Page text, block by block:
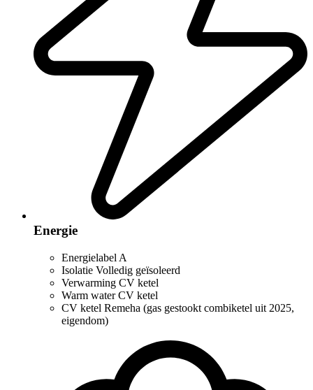
Energie
Energielabel A
Isolatie Volledig geïsoleerd
Verwarming CV ketel
Warm water CV ketel
CV ketel Remeha (gas gestookt combiketel uit 2025,
eigendom)